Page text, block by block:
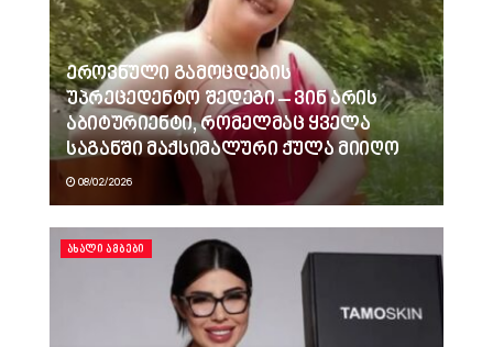
ეროვნული გამოცდების
უპრეცედენტო შედეგი – ვინ არის
აბიტურიენტი, რომელმაც ყველა
საგანში მაქსიმალური ქულა მიიღო
08/02/2026
ᲐᲮᲐᲚᲘ ᲐᲛᲑᲔᲑᲘ